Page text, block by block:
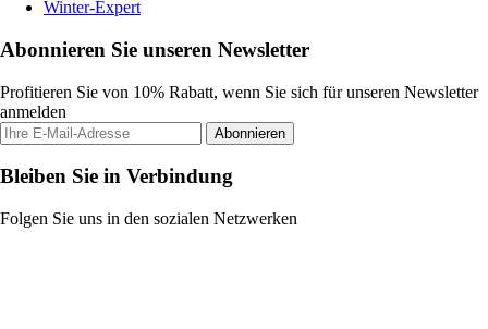
Winter-Expert
Abonnieren Sie unseren Newsletter
Profitieren Sie von 10% Rabatt, wenn Sie sich für unseren Newsletter
anmelden
Abonnieren
Bleiben Sie in Verbindung
Folgen Sie uns in den sozialen Netzwerken